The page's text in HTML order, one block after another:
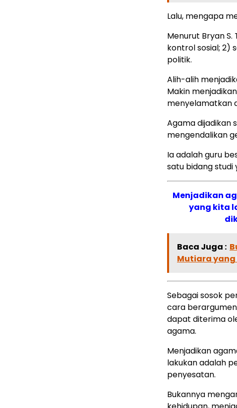
Lalu, mengapa
Menurut Bryan
kontrol sosial; 2)
politik.
Alih-alih
Makin
menyelamatkan
Agama dijadikan
mengendalikan
Ia adalah guru
satu bidang studi
Menjadikan
yang kita
Baca Juga :
Mutiara yang
Sebagai sosok
cara
dapat diterima
agama.
Menjadikan
lakukan adalah
penyesatan.
Bukannya